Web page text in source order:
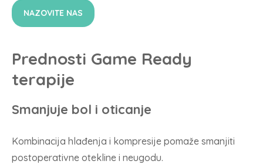
NAZOVITE NAS
Prednosti Game Ready
terapije
Smanjuje bol i oticanje
Kombinacija hlađenja i kompresije pomaže smanjiti
postoperativne otekline i neugodu.